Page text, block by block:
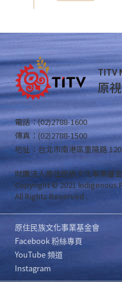
TITV
原
電話：(02)2788-1600
傳真：(02)2788-1500
地址：台北市南港區重陽路
財團法人原住民族文化事業基
Copyright © 2021 Indigenous
All Rights Reserved .
原住民族文化事業基金會
Facebook 粉絲專頁
YouTube 頻道
Instagram